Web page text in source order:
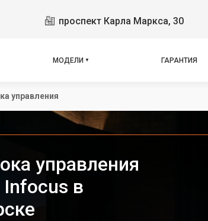
проспект Карла Маркса, 30
МОДЕЛИ ГАРАНТИЯ
управления
управления
Infocus в